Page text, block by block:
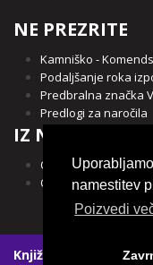
NE PREZRITE
Kamniško -
Podaljšanje roka
Predbralna značka
Predlogi za naročila
IZ NAŠE OBČINE
Občina Kamnik
Občina Komenda
Knjižnica Franceta
namestitev
Poizvedi